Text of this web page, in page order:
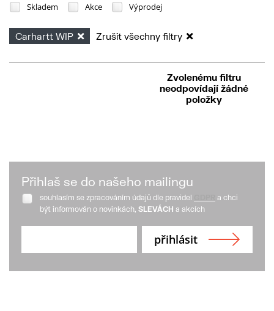
Skladem Akce Výprodej
Carhartt WIP Zrušit všechny filtry
Zvolenému filtru
neodpovídají žádné
položky
Přihlaš se do našeho mailingu
souhlasím se zpracováním údajů dle pravidel
a chci
být informován o novinkách, SLEVÁCH a akcích